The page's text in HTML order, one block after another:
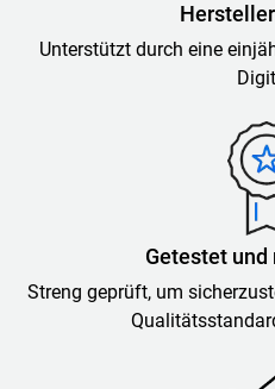
Unterstützt durch eine
Getestet
Streng geprüft, um